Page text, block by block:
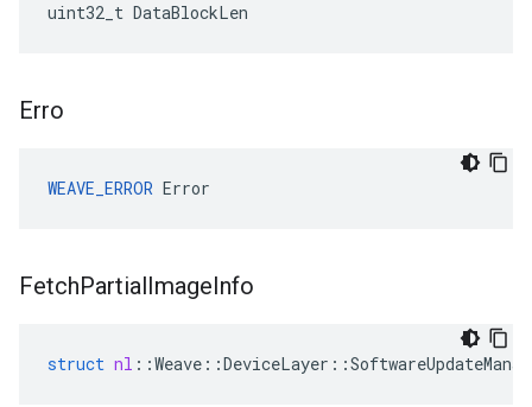
uint32_t DataBlockLen
Erro
WEAVE_ERROR Error
FetchPartialImageInfo
struct nl ::Weave ::DeviceLayer ::